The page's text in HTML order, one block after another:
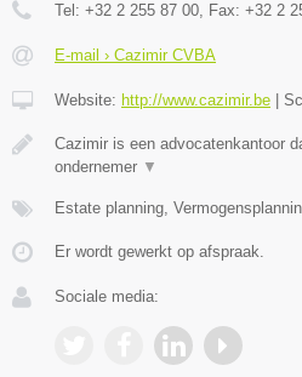
Tel: +32 2 255 87 00 , Fax: +32 2
E-mail › Cazimir CVBA
Website: http://www.cazimir.be |
Cazimir is een advocatenkantoor
ondernemer ▼
Estate planning,
Er wordt gewerkt op afspraak.
Sociale media: